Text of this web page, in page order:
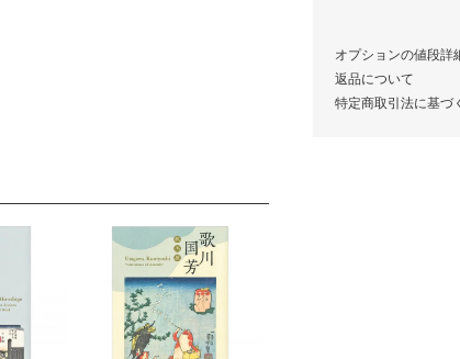
オプションの値段詳
返品について
特定商取引法に基づ